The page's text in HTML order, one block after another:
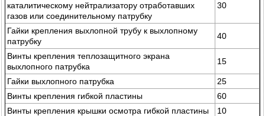
каталитическому нейтрализатору отработавших
газов или соединительному патрубку
30
Гайки крепления выхлопной трубу к выхлопному
патрубку
40
Винты крепления теплозащитного экрана
выхлопного патрубка
15
Гайки выхлопного патрубка
25
Винты крепления гибкой пластины
60
Винты крепления крышки осмотра гибкой пластины
10